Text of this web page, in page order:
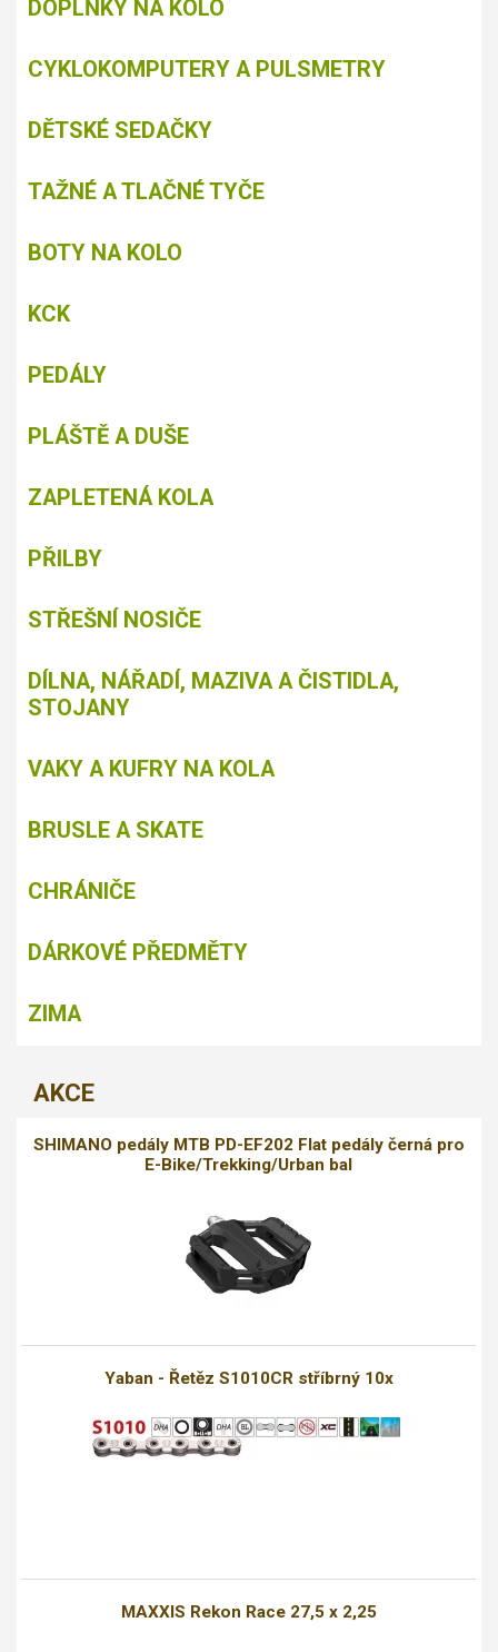
DOPLŇKY NA KOLO
CYKLOKOMPUTERY A PULSMETRY
DĚTSKÉ SEDAČKY
TAŽNÉ A TLAČNÉ TYČE
BOTY NA KOLO
KCK
PEDÁLY
PLÁŠTĚ A DUŠE
ZAPLETENÁ KOLA
PŘILBY
STŘEŠNÍ NOSIČE
DÍLNA, NÁŘADÍ, MAZIVA A ČISTIDLA,
STOJANY
VAKY A KUFRY NA KOLA
BRUSLE A SKATE
CHRÁNIČE
DÁRKOVÉ PŘEDMĚTY
ZIMA
AKCE
SHIMANO pedály MTB PD-EF202 Flat pedály černá pro
E-Bike/Trekking/Urban bal
Yaban - Řetěz S1010CR stříbrný 10x
MAXXIS Rekon Race 27,5 x 2,25